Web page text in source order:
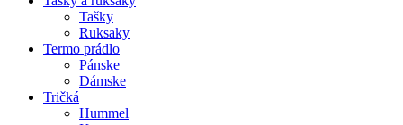
Tašky
Ruksaky
Termo prádlo
Pánske
Dámske
Tričká
Hummel